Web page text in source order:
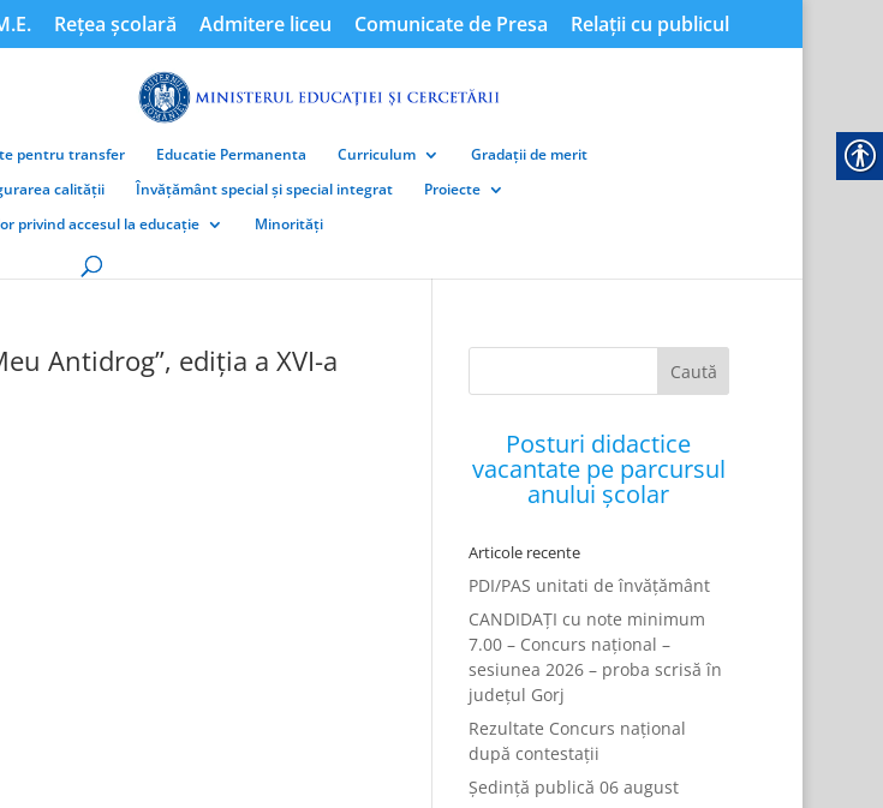
Rețea școlară Admitere liceu Comunicate de Presa Relații cu publicul
pentru transfer Educatie Permanenta Curriculum
Gradații de merit
calității Învățământ special și special integrat
Proiecte
privind accesul la educație
Minorități
Antidrog”, ediția a XVI-a
Posturi didactice
vacantate pe parcursul
anului școlar
Articole recente
PDI/PAS unitati de învățământ
CANDIDAȚI cu note minimum
7.00 – Concurs național –
sesiunea 2026 – proba scrisă în
județul Gorj
Rezultate Concurs național
după contestații
Ședință publică 06 august